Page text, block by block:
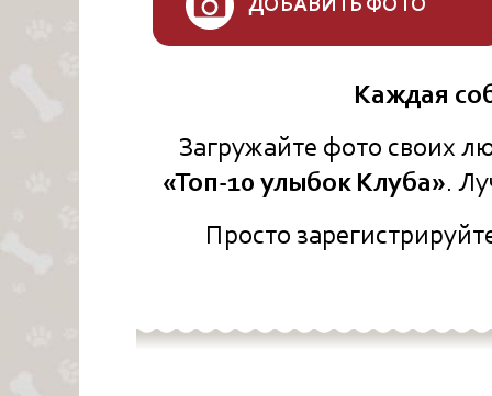
ДОБАВИТЬ ФОТО
Каждая
Загружайте фото своих
«Топ-10 улыбок Клуба».
Просто